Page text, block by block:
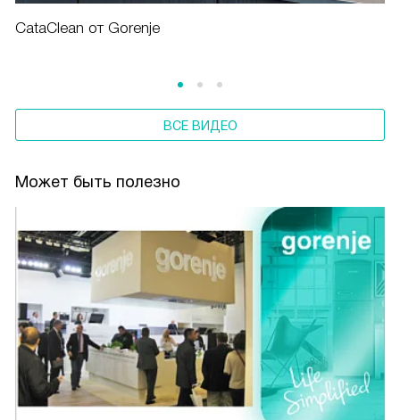
CataClean от Gorenje
ВСЕ ВИДЕО
Может быть полезно